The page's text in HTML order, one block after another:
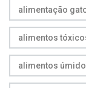
alimentação
alimentos
alimentos